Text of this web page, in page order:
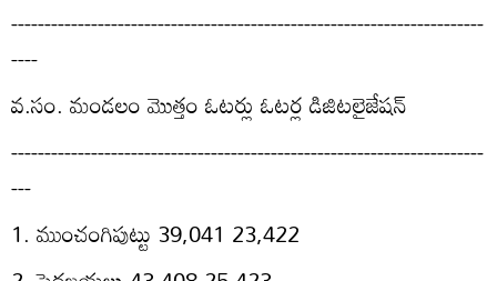
-----------------------------------------------------------------------
----
వ.సం. మండలం మొత్తం ఓటర్లు ఓటర్ల డిజిటలైజేషన్‌
-----------------------------------------------------------------------
---
1. ముంచంగిపుట్టు 39,041 23,422